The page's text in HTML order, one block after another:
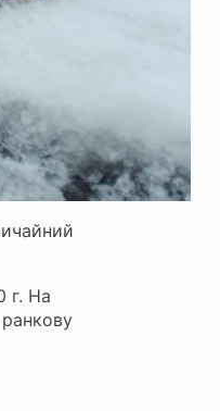
г. На